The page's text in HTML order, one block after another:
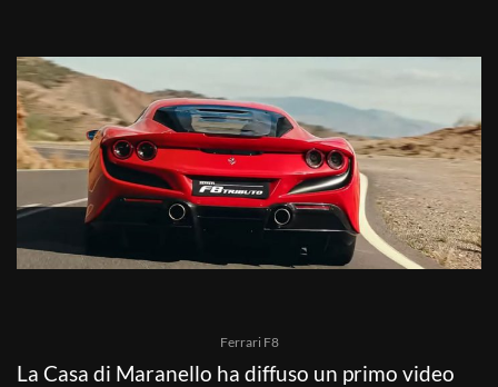
Ferrari F8
La Casa di Maranello ha diffuso un primo video